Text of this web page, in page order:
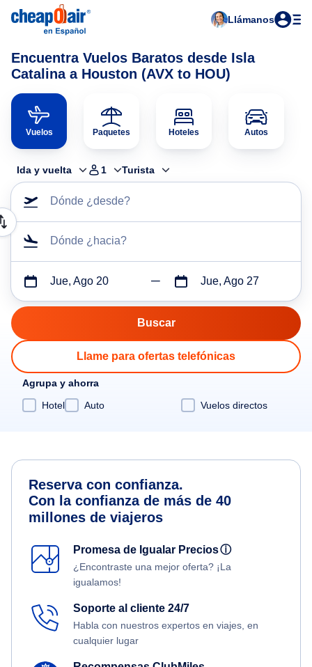
Llámanos
Encuentra Vuelos Baratos desde Isla
Catalina a Houston (AVX to HOU)
Vuelos Paquetes Hoteles Autos
Ida y vuelta 1 Turista
Dónde ¿desde?
Dónde ¿hacia?
Jue, Ago 20 Jue, Ago 27
Llame para ofertas telefónicas
Agrupa y ahorra
Hotel
Auto Vuelos directos
Reserva con confianza.
Con la confianza de más de 40
millones de viajeros
Promesa de Igualar Preciosⓘ
¿Encontraste una mejor oferta? ¡La
igualamos!
Soporte al cliente 24/7
Habla con nuestros expertos en viajes, en
cualquier lugar